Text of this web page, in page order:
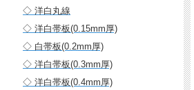
◇ 洋白丸線
◇ 洋白帯板(0.15mm厚)
◇ 白帯板(0.2mm厚)
◇ 洋白帯板(0.3mm厚)
◇ 洋白帯板(0.4mm厚)